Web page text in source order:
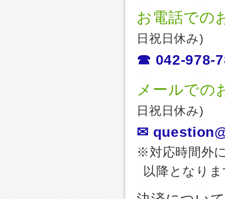
お電話での
日祝日休み)
☎ 042-978-
メールでの
日祝日休み)
✉
※対応時間外
以降となり